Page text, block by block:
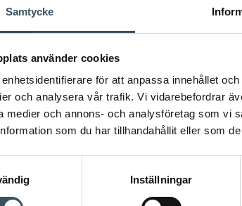
Samtycke
använder cookies
för att anpassa innehållet
och analysera vår trafik. Vi vidarebefordrar
medier och annons- och analysföretag som vi
som du har tillhandahållit eller som
Inställningar